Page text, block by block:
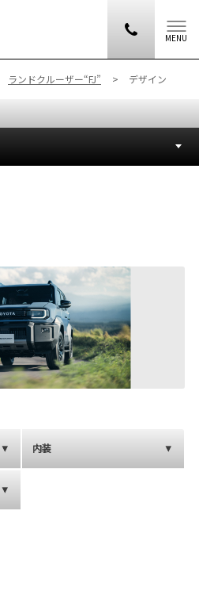
MENU
ランドクルーザー“FJ” デザイン
内装